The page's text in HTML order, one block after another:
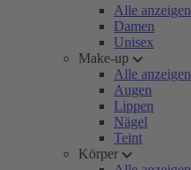
Alle anzeigen
Damen
Unisex
Make-up
Alle anzeigen
Augen
Lippen
Nägel
Teint
Körper